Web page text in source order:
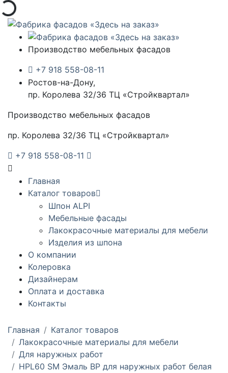
Производство мебельных фасадов
+7 918 558-08-11
Ростов-на-Дону,
пр. Королева 32/36 ТЦ «Стройквартал»
Производство мебельных фасадов
пр. Королева 32/36 ТЦ «Стройквартал»
+7 918 558-08-11
Главная
Каталог товаров
Шпон ALPI
Мебельные фасады
Лакокрасочные материалы для мебели
Изделия из шпона
О компании
Колеровка
Дизайнерам
Оплата и доставка
Контакты
Главная
Каталог товаров
Лакокрасочные материалы для мебели
Для наружных работ
HPL60 SM Эмаль ВР для наружных работ белая